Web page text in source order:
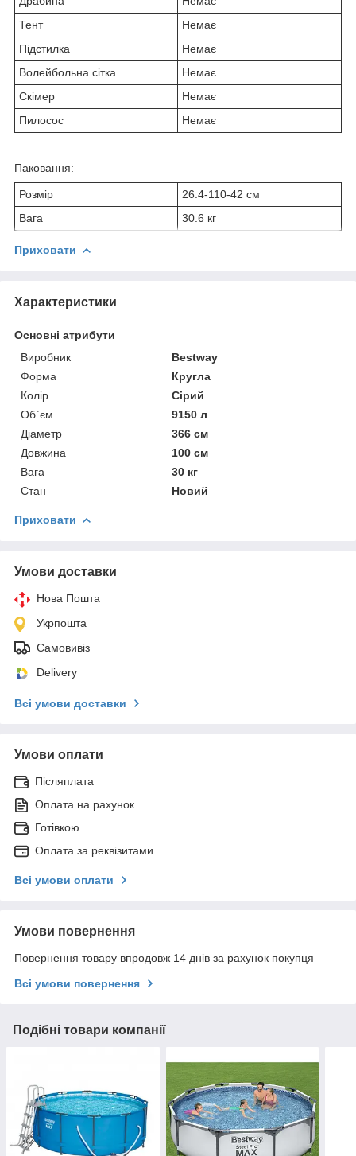
Тент
Немає
Підстилка
Немає
Волейбольна сітка
Немає
Скімер
Немає
Пилосос
Немає
Паковання:
Розмір
26.4-110-42 см
Вага
30.6 кг
Приховати
Характеристики
Основні атрибути
Виробник
Bestway
Форма
Кругла
Колір
Сірий
Об`єм
9150 л
Діаметр
366 см
Довжина
100 см
Вага
30 кг
Стан
Новий
Приховати
Умови доставки
Нова Пошта
Укрпошта
Самовивіз
Delivery
Всі умови доставки
Умови оплати
Післяплата
Оплата на рахунок
Готівкою
Оплата за реквізитами
Всі умови оплати
Умови повернення
Повернення товару впродовж 14 днів за рахунок покупця
Всі умови повернення
Подібні товари компанії